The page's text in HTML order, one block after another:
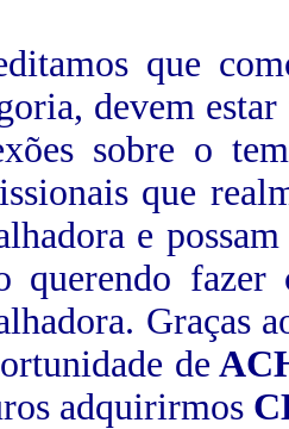
que
devem
sobre o
que
e
querendo
Graças
de
adquirirmos